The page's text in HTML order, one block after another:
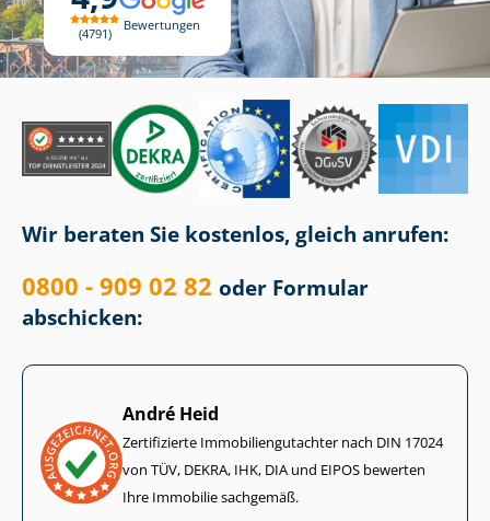
4791
Bewertungen
Wir beraten Sie kostenlos, gleich anrufen:
0800 - 909 02 82 oder Formular
abschicken:
André Heid
Zertifizierte Im­mo­bi­li­en­gut­ach­ter nach DIN 17024
von TÜV, DEKRA, IHK, DIA und EIPOS bewerten
Ihre Immobilie sachgemäß.